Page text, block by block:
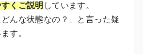
くご説明 しています。
どんな状態なの？」と言った疑
す。